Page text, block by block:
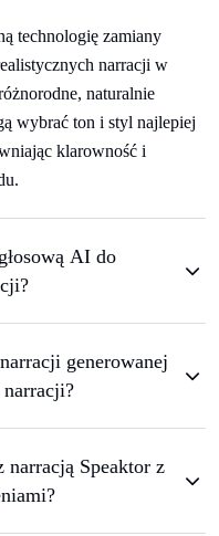
technologię zamiany
narracji w
naturalnie
wybrać ton i styl najlepiej
klarowność i
AI do
generowanej
Speaktor z